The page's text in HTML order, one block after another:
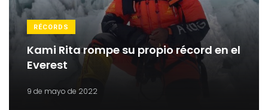
RÉCORDS
Kami Rita rompe su propio récord en el
Everest
9 de mayo de 2022